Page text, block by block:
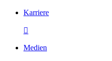
Karriere

Medien